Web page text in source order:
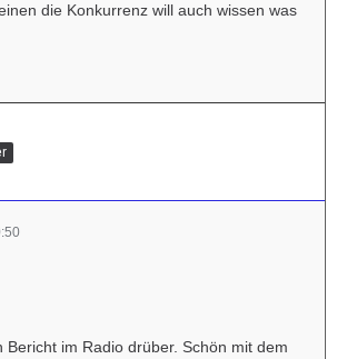
die Konkurrenz will auch wissen was
Bericht im Radio drüber. Schön mit dem